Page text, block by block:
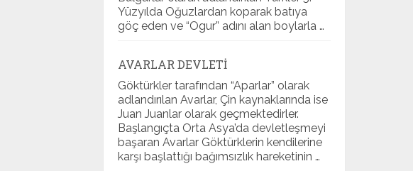
Yüzyılda Oğuzlardan koparak batıya
göç eden ve “Ogur” adını alan boylarla …
AVARLAR DEVLETI
Göktürkler tarafından “Aparlar” olarak
adlandırılan Avarlar, Çin kaynaklarında ise
Juan Juanlar olarak geçmektedirler.
Başlangıçta Orta Asya’da devletleşmeyi
başaran Avarlar Göktürklerin kendilerine
karşı başlattığı bağımsızlık hareketinin …